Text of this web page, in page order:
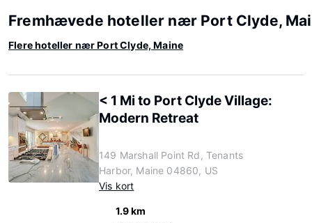
Fremhævede hoteller nær Port Clyde,
Flere hoteller nær Port Clyde, Maine
< 1 Mi to Port Clyde Village:
Modern Retreat
149 Marshall Point Rd, Tenants
Harbor, Maine 04860, US
Vis kort
1.9 km